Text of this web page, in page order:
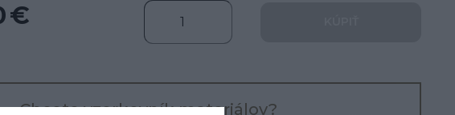
€
Chcete vzorkovník materiálov?